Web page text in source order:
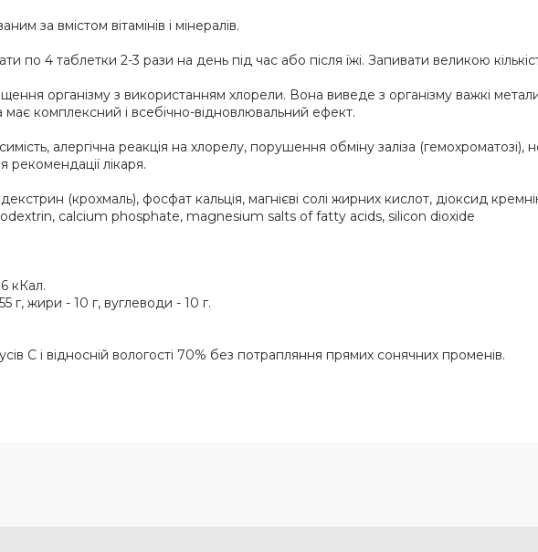
за вмістом вітамінів і мінералів.
по 4 таблетки 2-3 рази на день під час або після їжі. Запивати великою
організму з використанням хлорели. Вона виведе з організму важкі
має комплексний і всебічно-відновлювальний ефект.
алергічна реакція на хлорелу, порушення обміну заліза (гемохроматозі),
рекомендації лікаря.
(крохмаль), фосфат кальція, магнієві солі жирних кислот, діоксид
calcium phosphate, magnesium salts of fatty acids, silicon dioxide
кКал.
г, жири - 10 г, вуглеводи - 10 г.
С і відносній вологості 70% без потрапляння прямих сонячних променів.